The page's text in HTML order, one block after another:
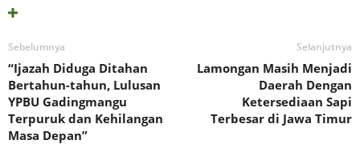
Sebelumnya
“Ijazah Diduga Ditahan
Bertahun-tahun, Lulusan
YPBU Gadingmangu
Terpuruk dan Kehilangan
Masa Depan”
Selanjutnya
Lamongan Masih Menjadi
Daerah Dengan
Ketersediaan Sapi
Terbesar di Jawa Timur